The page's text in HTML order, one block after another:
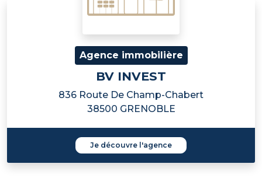
Agence immobilière
BV INVEST
836 Route De Champ-Chabert
38500 GRENOBLE
Je découvre l'agence